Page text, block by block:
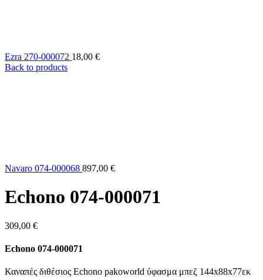
Ezra 270-000072 18,00 €
Back to products
Navaro 074-000068 897,00 €
Echono 074-000071
309,00 €
Echono 074-000071
Καναπές διθέσιος Echono pakoworld ύφασμα μπεζ 144x88x77εκ